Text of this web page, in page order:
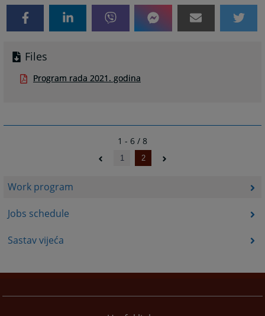
Work program
Jobs schedule
Sastav vijeća
Files
Program rada 2021. godina
1 - 6 / 8
1 2